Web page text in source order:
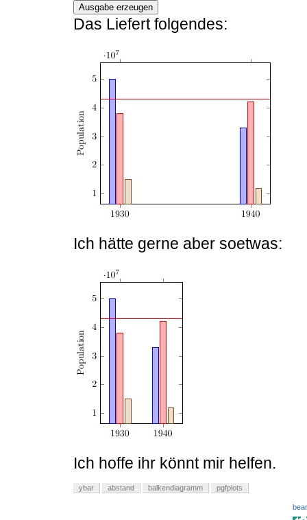
Ausgabe erzeugen
Das Liefert folgendes:
Ich hätte gerne aber soetwas:
Ich hoffe ihr könnt mir helfen.
ybar abstand balkendiagramm pgfplots